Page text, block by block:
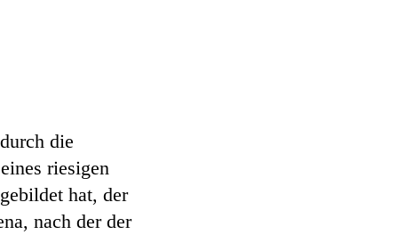
die
riesigen
hat, der
nach der der